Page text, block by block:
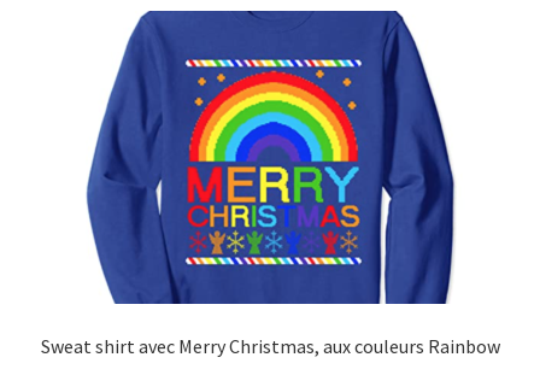
Sweat shirt avec Merry Christmas, aux couleurs Rainbow